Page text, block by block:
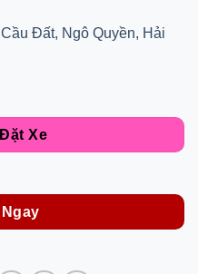
Đất, Ngô Quyền, Hải
Xe